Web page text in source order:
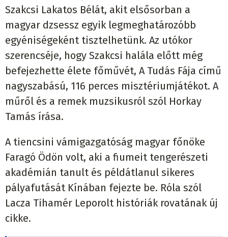
Szakcsi Lakatos Bélát, akit elsősorban a
magyar dzsessz egyik legmeghatározóbb
egyéniségeként tisztelhetünk. Az utókor
szerencséje, hogy Szakcsi halála előtt még
befejezhette élete főművét, A Tudás Fája című
nagyszabású, 116 perces misztériumjátékot. A
műről és a remek muzsikusról szól Horkay
Tamás írása.
A tiencsini vámigazgatóság magyar főnöke
Faragó Ödön volt, aki a fiumeit tengerészeti
akadémián tanult és példátlanul sikeres
pályafutását Kínában fejezte be. Róla szól
Lacza Tihamér Leporolt históriák rovatának új
cikke.